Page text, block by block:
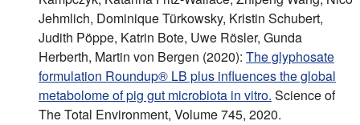
Jehmlich, Dominique Türkowsky, Kristin Schubert,
Judith Pöppe, Katrin Bote, Uwe Rösler, Gunda
Herberth, Martin von Bergen (2020): The glyphosate
formulation Roundup® LB plus influences the global
metabolome of pig gut microbiota in vitro. Science of
The Total Environment, Volume 745, 2020.